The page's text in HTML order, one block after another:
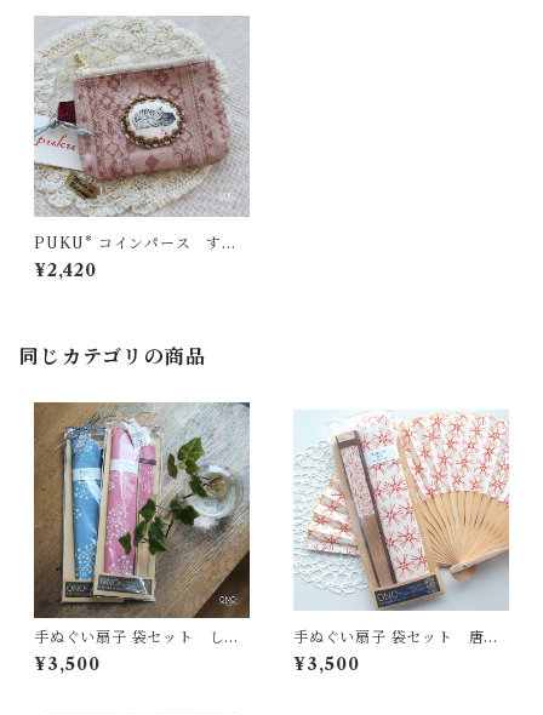
PUKU* コインパース すり
すり
¥2,420
同じカテゴリの商品
手ぬぐい扇子 袋セット しの
ぶ（送料無料）
¥3,500
手ぬぐい扇子 袋セット 唐松
（送料無料）
¥3,500